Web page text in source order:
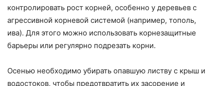
контролировать рост корней, особенно у деревьев с
агрессивной корневой системой (например, тополь,
ива). Для этого можно использовать корнезащитные
барьеры или регулярно подрезать корни.
Осенью необходимо убирать опавшую листву с крыш и
водостоков, чтобы предотвратить их засорение и